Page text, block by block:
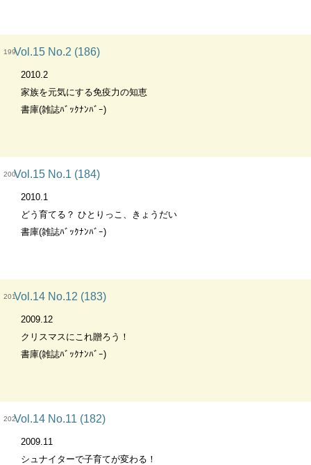
199Vol.15 No.2 (186)
2010.2
家族を元気にする免疫力の知恵
書庫(雑誌ﾊﾞｯｸﾅﾝﾊﾞｰ)
200Vol.15 No.1 (184)
2010.1
どう育てる？ ひとりっこ、きょうだい
書庫(雑誌ﾊﾞｯｸﾅﾝﾊﾞｰ)
201Vol.14 No.12 (183)
2009.12
クリスマスにこれ贈ろう！
書庫(雑誌ﾊﾞｯｸﾅﾝﾊﾞｰ)
202Vol.14 No.11 (182)
2009.11
シュナイターで子育てが変わる！